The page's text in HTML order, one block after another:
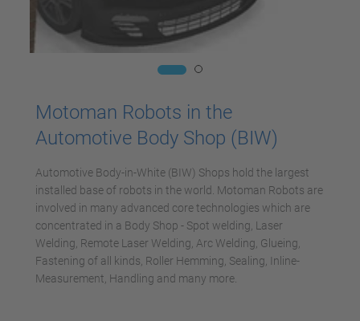
Motoman Robots in the
Automotive Body Shop (BIW)
Automotive Body-in-White (BIW) Shops hold the largest
installed base of robots in the world. Motoman Robots are
involved in many advanced core technologies which are
concentrated in a Body Shop - Spot welding, Laser
Welding, Remote Laser Welding, Arc Welding, Glueing,
Fastening of all kinds, Roller Hemming, Sealing, Inline-
Measurement, Handling and many more.